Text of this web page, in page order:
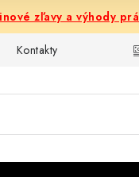
zľavy a výhody
Kontakty